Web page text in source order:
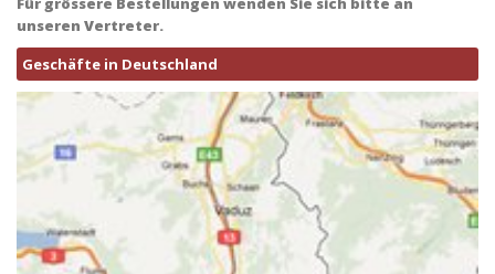
unseren Vertreter.
Geschäfte in Deutschland